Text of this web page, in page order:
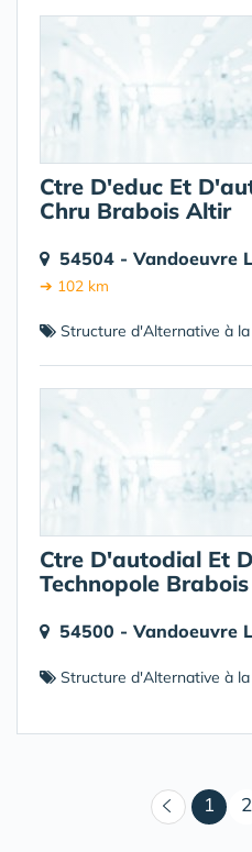
Ctre D'educ Et
Chru Brabois Altir
54504 - Vandoeuvre
➔ 102 km
Structure d'Alternative à
Ctre D'autodial Et
Technopole
54500 - Vandoeuvre
Structure d'Alternative à
1 2